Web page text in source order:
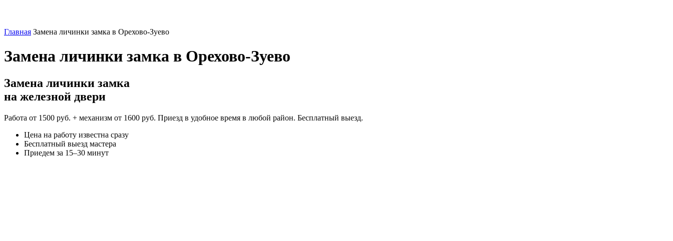
Главная Замена личинки замка в Орехово-Зуево
Замена личинки замка в Орехово-Зуево
Замена личинки замка
на железной двери
Работа от 1500 руб. + механизм от 1600 руб. Приезд в удобное время в любой район. Бесплатный выезд.
Цена на работу известна сразу
Бесплатный выезд мастера
Приедем за 15–30 минут